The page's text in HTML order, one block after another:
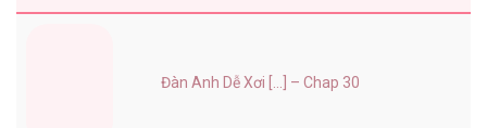
Đàn Anh Dễ Xơi [...] – Chap 30